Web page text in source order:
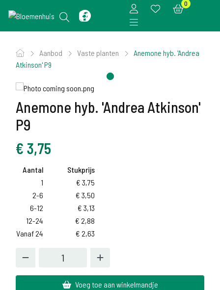
0
Aanbod Vaste planten
Anemone hyb. 'Andrea
Atkinson' P9
Anemone hyb. 'Andrea Atkinson'
P9
€ 3,75
Aantal
Stukprijs
1
€ 3,75
2-6
€ 3,50
6-12
€ 3,13
12-24
€ 2,88
Vanaf 24
€ 2,63
Voeg toe aan winkelmandje